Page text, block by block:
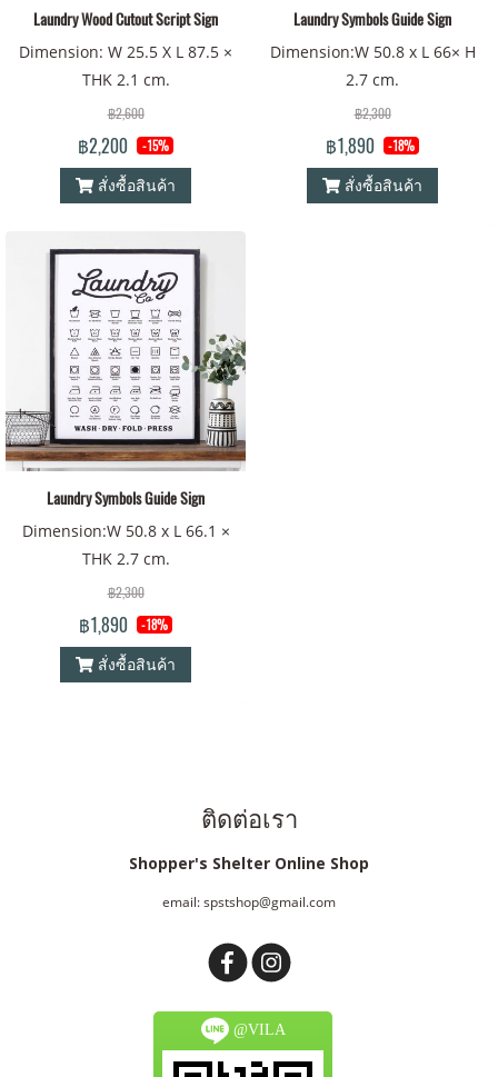
Laundry Wood Cutout Script Sign
Dimension: W 25.5 X L 87.5 ×
THK 2.1 cm.
฿2,600
฿2,200 -15%
สั่งซื้อสินค้า
Laundry Symbols Guide Sign
Dimension:W 50.8 x L 66× H
2.7 cm.
฿2,300
฿1,890 -18%
สั่งซื้อสินค้า
Laundry Symbols Guide Sign
Dimension:W 50.8 x L 66.1 ×
THK 2.7 cm.
฿2,300
฿1,890 -18%
สั่งซื้อสินค้า
ติดต่อเรา
Shopper's Shelter Online Shop
email: spstshop@gmail.com
@VILA